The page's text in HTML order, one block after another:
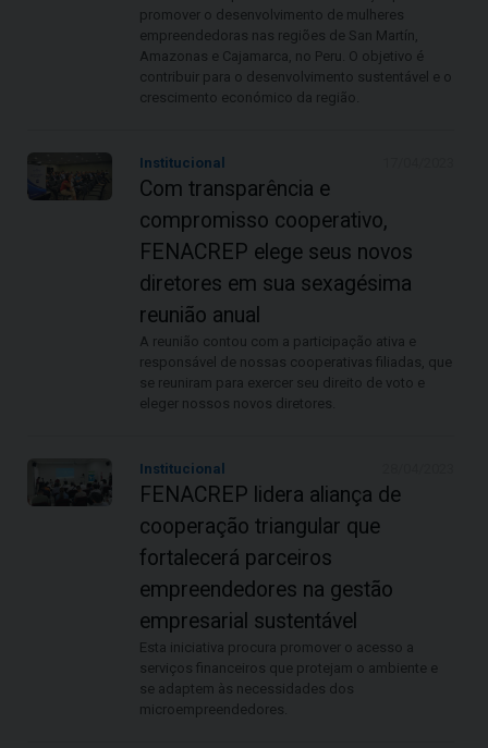
promover o desenvolvimento de mulheres
empreendedoras nas regiões de San Martín,
Amazonas e Cajamarca, no Peru. O objetivo é
contribuir para o desenvolvimento sustentável e o
crescimento económico da região.
Institucional
Com transparência e
compromisso cooperativo,
FENACREP elege seus novos
diretores em sua sexagésima
reunião anual
A reunião contou com a participação ativa e
responsável de nossas cooperativas filiadas, que
se reuniram para exercer seu direito de voto e
eleger nossos novos diretores.
Institucional
FENACREP lidera aliança de
cooperação triangular que
fortalecerá parceiros
empreendedores na gestão
empresarial sustentável
Esta iniciativa procura promover o acesso a
serviços financeiros que protejam o ambiente e
se adaptem às necessidades dos
microempreendedores.